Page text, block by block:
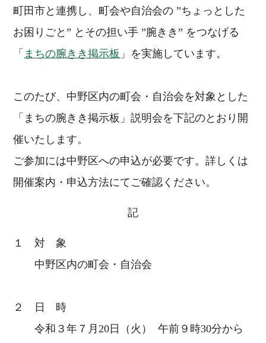
町田市と連携し、町会や自治会の ”ちょっとした
お困りごと” とその担い手 ”腕きき” をつなげる
「 まちの腕きき掲示板 」を実施しています。
このたび、中野区内の町会・自治会を対象とした
「まちの腕きき掲示板」説明会を下記のとおり開
催いたします。
ご参加には中野区への申込が必要です。詳しくは
開催案内・申込方法にてご確認ください。
記
１ 対 象
中野区内の町会・自治会
２ 日 時
令和３年７月20日（火） 午前９時30分から